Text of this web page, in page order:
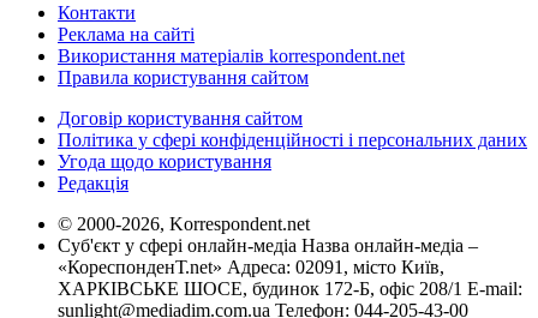
Контакти
Реклама на сайті
Використання матеріалів korrespondent.net
Правила користування сайтом
Договір користування сайтом
Політика у сфері конфіденційності і персональних даних
Угода щодо користування
Редакція
© 2000-2026, Korrespondent.net
Суб'єкт у сфері онлайн-медіа Назва онлайн-медіа –
«КореспонденТ.net» Адреса: 02091, місто Київ,
ХАРКІВСЬКЕ ШОСЕ, будинок 172-Б, офіс 208/1 E-mail:
sunlight@mediadim.com.ua Телефон: 044-205-43-00